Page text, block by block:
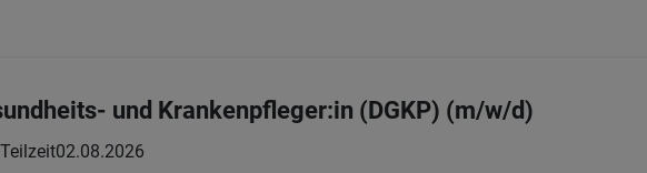
und Krankenpfleger:in (DGKP) (m/w/d)
02.08.2026